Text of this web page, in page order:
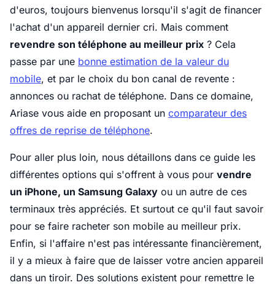
d'euros, toujours bienvenus lorsqu'il s'agit de financer
l'achat d'un appareil dernier cri. Mais comment
revendre son téléphone au meilleur prix ? Cela
passe par une bonne estimation de la valeur du
mobile, et par le choix du bon canal de revente :
annonces ou rachat de téléphone. Dans ce domaine,
Ariase vous aide en proposant un comparateur des
offres de reprise de téléphone.
Pour aller plus loin, nous détaillons dans ce guide les
différentes options qui s'offrent à vous pour vendre
un iPhone, un Samsung Galaxy ou un autre de ces
terminaux très appréciés. Et surtout ce qu'il faut savoir
pour se faire racheter son mobile au meilleur prix.
Enfin, si l'affaire n'est pas intéressante financièrement,
il y a mieux à faire que de laisser votre ancien appareil
dans un tiroir. Des solutions existent pour remettre le